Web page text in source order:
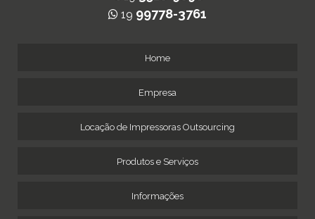
19 99778-3761
Home
Empresa
Locação de Impressoras Outsourcing
Produtos e Serviços
Informações